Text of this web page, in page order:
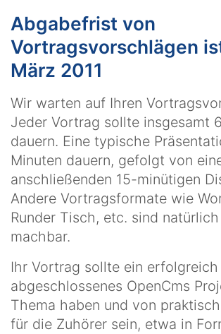
Abgabefrist von
Vortragsvorschlägen
März 2011
Wir warten auf Ihren
Jeder Vortrag sollte insgesamt
dauern. Eine typische
Minuten dauern, gefolgt von
anschließenden 15-minütigen
Andere Vortragsformate wie
Runder Tisch, etc. sind
machbar.
Ihr Vortrag sollte ein erfolgreich
abgeschlossenes OpenCms
Thema haben und von
für die Zuhörer sein, etwa in